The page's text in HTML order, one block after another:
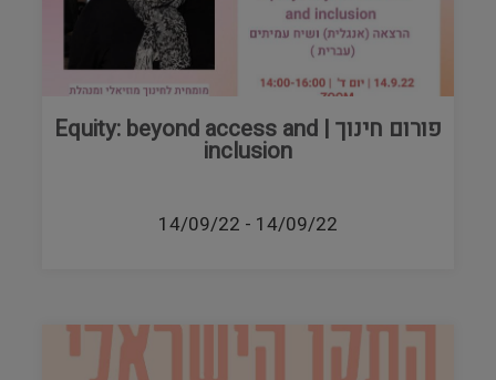
פורום חינוך | Equity: beyond access and
inclusion
14/09/22
-
14/09/22